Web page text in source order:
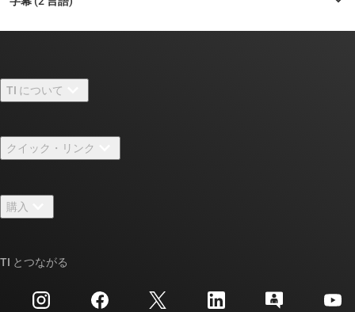
TI について
採用情報
ニュース
イベント
投資家向け情報
クイック・リンク
TI E2E™ 設計サポート・フォーラム
クロスリファレンス検索
カスタマー・サポート・センター
購入
TI とつながる